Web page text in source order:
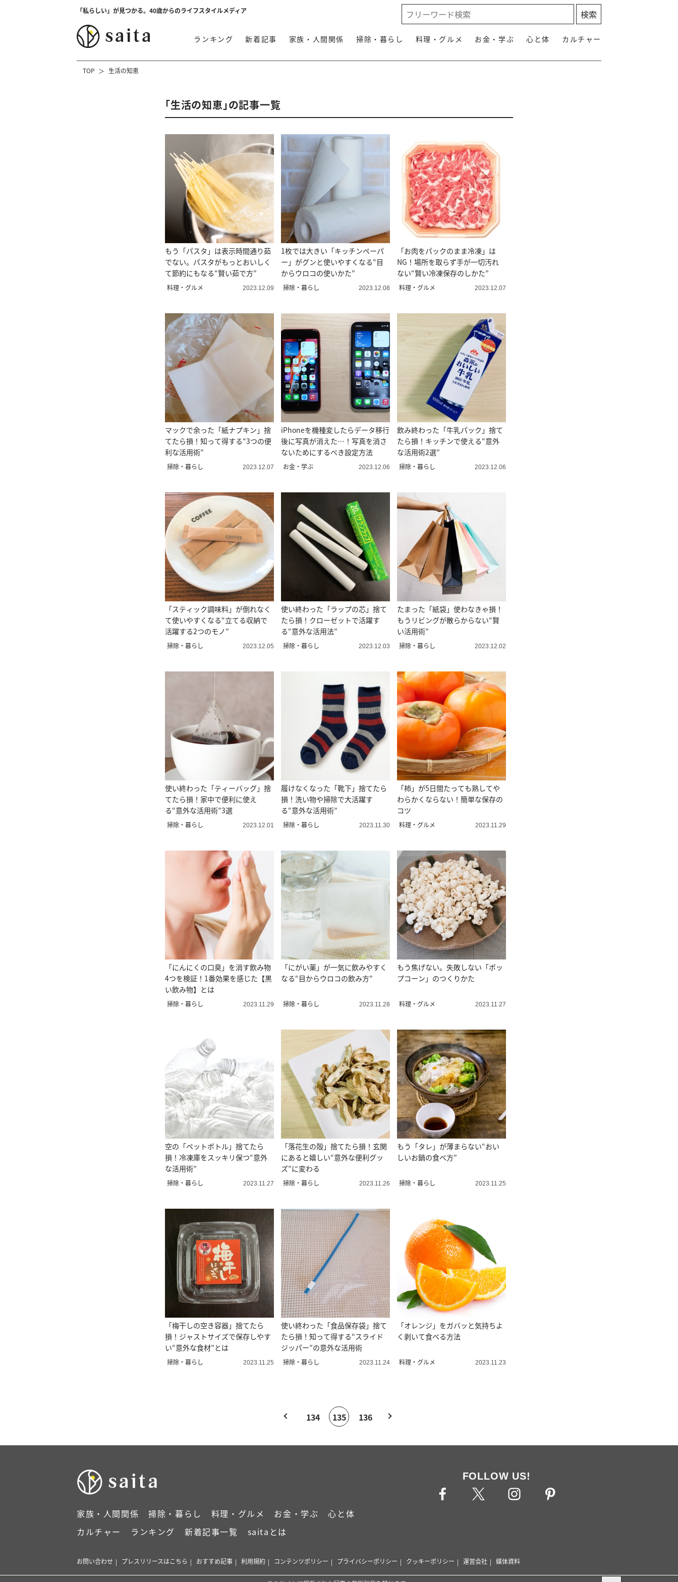
「私らしい」が見つかる。40歳からのライフスタイルメディア
ランキング 新着記事 家族・人間関係 掃除・暮らし 料理・グルメ お金・学ぶ 心と体 カルチャー
TOP 生活の知恵
「生活の知恵」の記事一覧
もう「パスタ」は表示時間通り茹
でない。パスタがもっとおいしく
て節約にもなる“賢い茹で方”
料理・グルメ 2023.12.09
1枚では大きい「キッチンペーパ
ー」がグンと使いやすくなる“目
からウロコの使いかた”
掃除・暮らし 2023.12.08
「お肉をパックのまま冷凍」は
NG！場所を取らず手が一切汚れ
ない“賢い冷凍保存のしかた”
料理・グルメ 2023.12.07
マックで余った「紙ナプキン」捨
てたら損！知って得する“3つの便
利な活用術”
掃除・暮らし 2023.12.07
iPhoneを機種変したらデータ移行
後に写真が消えた…！写真を消さ
ないためにするべき設定方法
お金・学ぶ 2023.12.06
飲み終わった「牛乳パック」捨て
たら損！キッチンで使える“意外
な活用術2選”
掃除・暮らし 2023.12.06
「スティック調味料」が倒れなく
て使いやすくなる“立てる収納で
活躍する2つのモノ”
掃除・暮らし 2023.12.05
使い終わった「ラップの芯」捨て
たら損！クローゼットで活躍す
る“意外な活用法”
掃除・暮らし 2023.12.03
たまった「紙袋」使わなきゃ損！
もうリビングが散らからない“賢
い活用術”
掃除・暮らし 2023.12.02
使い終わった「ティーバッグ」捨
てたら損！家中で便利に使え
る“意外な活用術”3選
掃除・暮らし 2023.12.01
履けなくなった「靴下」捨てたら
損！洗い物や掃除で大活躍す
る“意外な活用術”
掃除・暮らし 2023.11.30
「柿」が5日間たっても熟してや
わらかくならない！簡単な保存の
コツ
料理・グルメ 2023.11.29
「にんにくの口臭」を消す飲み物
4つを検証！1番効果を感じた【黒
い飲み物】とは
掃除・暮らし 2023.11.29
「にがい薬」が一気に飲みやすく
なる“目からウロコの飲み方”
掃除・暮らし 2023.11.28
もう焦げない。失敗しない「ポッ
プコーン」のつくりかた
料理・グルメ 2023.11.27
空の「ペットボトル」捨てたら
損！冷凍庫をスッキリ保つ“意外
な活用術”
掃除・暮らし 2023.11.27
「落花生の殻」捨てたら損！玄関
にあると嬉しい“意外な便利グッ
ズ”に変わる
掃除・暮らし 2023.11.26
もう「タレ」が薄まらない“おい
しいお鍋の食べ方”
掃除・暮らし 2023.11.25
「梅干しの空き容器」捨てたら
損！ジャストサイズで保存しやす
い“意外な食材”とは
掃除・暮らし 2023.11.25
使い終わった「食品保存袋」捨て
たら損！知って得する“スライド
ジッパー”の意外な活用術
掃除・暮らし 2023.11.24
「オレンジ」をガバッと気持ちよ
く剥いて食べる方法
料理・グルメ 2023.11.23
134 135 136
家族・人間関係 掃除・暮らし 料理・グルメ お金・学ぶ
心と体
カルチャー
ランキング 新着記事一覧 saitaとは
FOLLOW US!
お問い合わせ プレスリリースはこちら おすすめ記事 利用規約 コンテンツポリシー プライバシーポリシー クッキーポリシー 運営会社 媒体資料